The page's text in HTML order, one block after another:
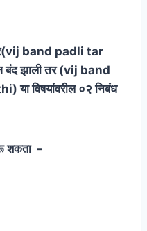
vij band padli tar
बंद झाली तर (vij band
विषयांवरील ०२ निबंध
शकता –